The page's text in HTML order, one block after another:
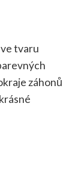
tvaru
záhonů